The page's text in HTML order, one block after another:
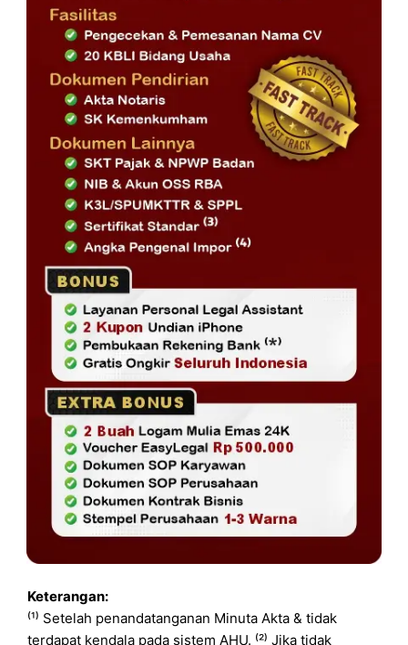
Keterangan:
⁽¹⁾ Setelah penandatanganan Minuta Akta & tidak
terdapat kendala pada sistem AHU. ⁽²⁾ Jika tidak